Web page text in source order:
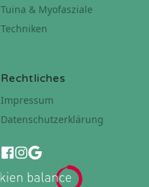
Rechtliches
Impressum
Datenschutzerklärung
Tuina & Myofasziale
Techniken